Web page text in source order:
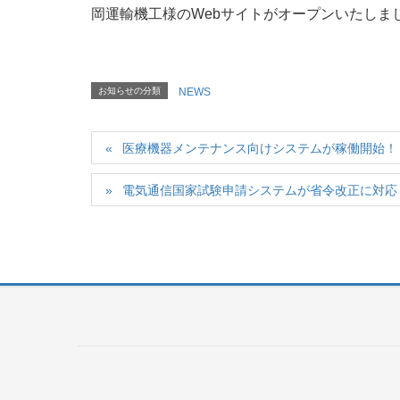
岡運輸機工様のWebサイトがオープンいたしま
お知らせの分類 NEWS
医療機器メンテナンス向けシステムが稼働開始！
電気通信国家試験申請システムが省令改正に対応